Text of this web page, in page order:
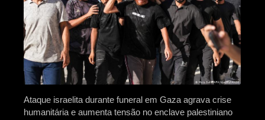
Ataque israelita durante funeral em Gaza agrava crise
humanitária e aumenta tensão no enclave palestiniano